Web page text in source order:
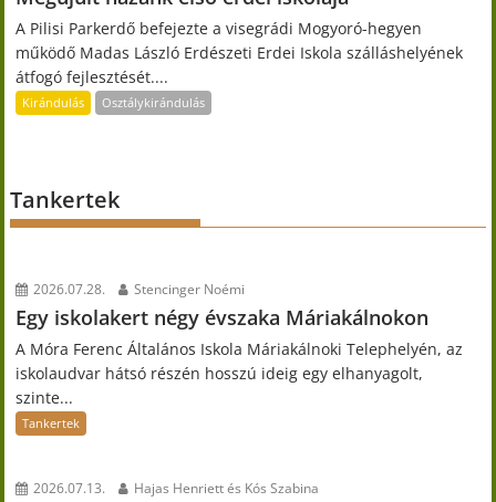
A Pilisi Parkerdő befejezte a visegrádi Mogyoró-hegyen
működő Madas László Erdészeti Erdei Iskola szálláshelyének
átfogó fejlesztését....
Kirándulás Osztálykirándulás
Tankertek
2026.07.28. Stencinger Noémi
Egy iskolakert négy évszaka Máriakálnokon
A Móra Ferenc Általános Iskola Máriakálnoki Telephelyén, az
iskolaudvar hátsó részén hosszú ideig egy elhanyagolt,
szinte...
Tankertek
2026.07.13. Hajas Henriett és Kós Szabina